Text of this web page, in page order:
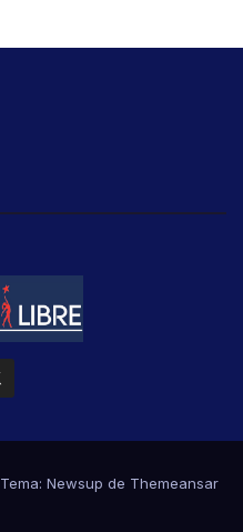
Tema: Newsup de Themeansar